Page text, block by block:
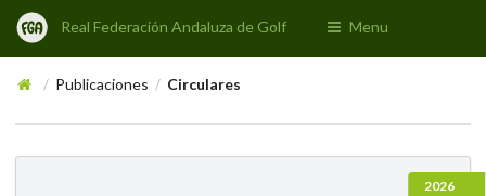
Real Federación Andaluza de Golf Menu
/ Publicaciones / Circulares
2026